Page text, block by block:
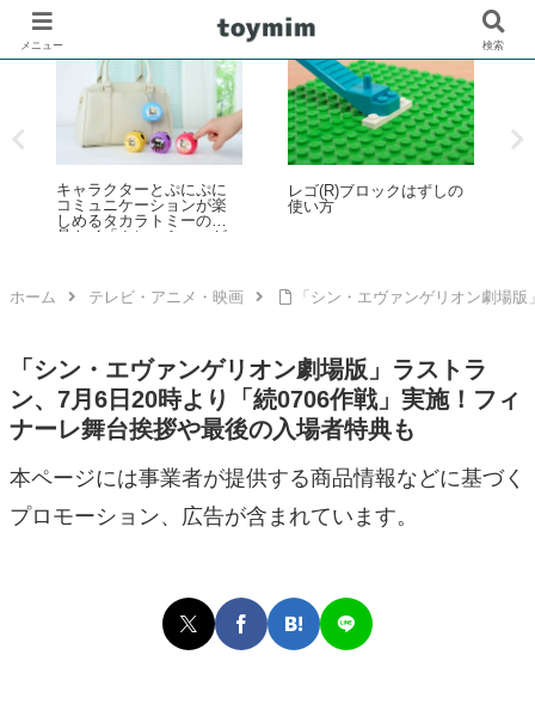
とぷにぷに
ションが楽
トミーの液
コミュ」が
レゴ(R)ブロックはずしの
使い方
レゴ(R)公式オンライ
ホーム テレビ・アニメ・映画 「シン・エヴァンゲリオン劇場
「シン・エヴァンゲリオン劇場版」ラストラ
ン、7月6日20時より「続0706作戦」実施！フィ
ナーレ舞台挨拶や最後の入場者特典も
本ページには事業者が提供する商品情報などに基づく
プロモーション、広告が含まれています。
メニュー 検索